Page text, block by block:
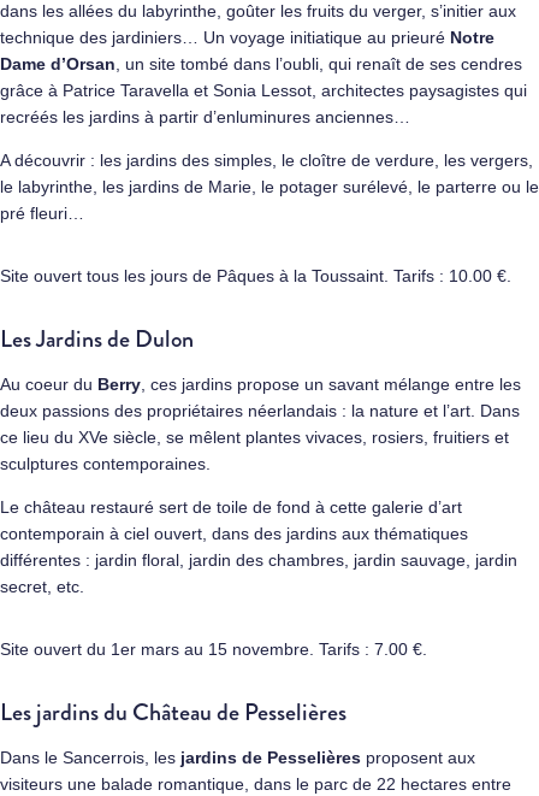
dans les allées du labyrinthe, goûter les fruits du verger, s’initier aux
technique des jardiniers… Un voyage initiatique au prieuré Notre
Dame d’Orsan , un site tombé dans l’oubli, qui renaît de ses cendres
grâce à Patrice Taravella et Sonia Lessot, architectes paysagistes qui
recréés les jardins à partir d’enluminures anciennes…
A découvrir : les jardins des simples, le cloître de verdure, les vergers,
le labyrinthe, les jardins de Marie, le potager surélevé, le parterre ou le
pré fleuri…
Site ouvert tous les jours de Pâques à la Toussaint. Tarifs : 10.00 €.
Les Jardins de Dulon
Au coeur du Berry , ces jardins propose un savant mélange entre les
deux passions des propriétaires néerlandais : la nature et l’art. Dans
ce lieu du XVe siècle, se mêlent plantes vivaces, rosiers, fruitiers et
sculptures contemporaines.
Le château restauré sert de toile de fond à cette galerie d’art
contemporain à ciel ouvert, dans des jardins aux thématiques
différentes : jardin floral, jardin des chambres, jardin sauvage, jardin
secret, etc.
Site ouvert du 1er mars au 15 novembre. Tarifs : 7.00 €.
Les jardins du Château de Pesselières
Dans le Sancerrois, les jardins de Pesselières proposent aux
visiteurs une balade romantique, dans le parc de 22 hectares entre